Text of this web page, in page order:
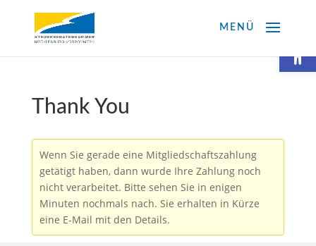
Thank You
Wenn Sie gerade eine Mitgliedschaftszahlung
getätigt haben, dann wurde Ihre Zahlung noch
nicht verarbeitet. Bitte sehen Sie in enigen
Minuten nochmals nach. Sie erhalten in Kürze
eine E-Mail mit den Details.